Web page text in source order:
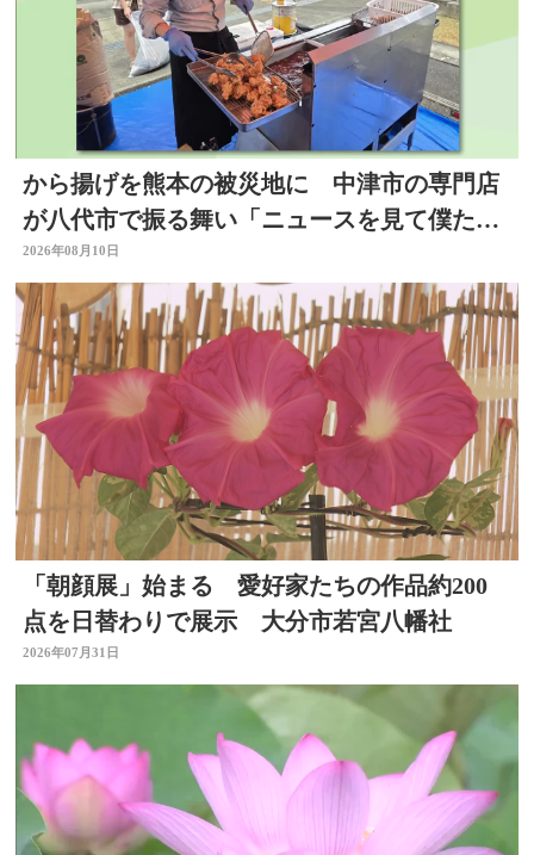
から揚げを熊本の被災地に 中津市の専門店
が八代市で振る舞い「ニュースを見て僕たち
に何か出来ないかと」
2026年08月10日
「朝顔展」始まる 愛好家たちの作品約200
点を日替わりで展示 大分市若宮八幡社
2026年07月31日